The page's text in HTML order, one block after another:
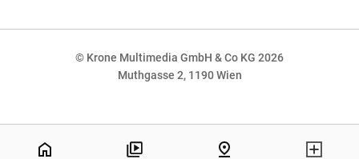
© Krone Multimedia GmbH & Co KG 2026
Muthgasse 2, 1190 Wien
home pin_drop
NaN%